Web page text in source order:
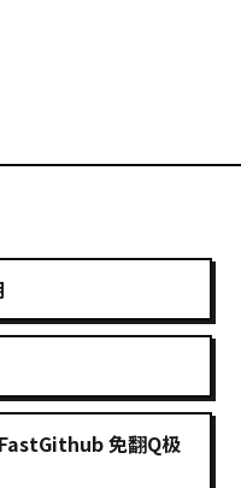
免翻Q极